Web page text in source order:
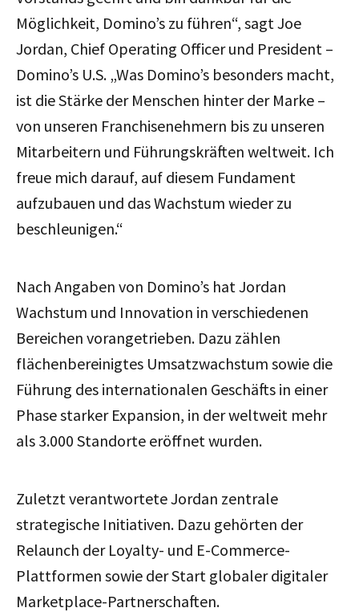
Möglichkeit, Domino’s zu führen“, sagt Joe
Jordan, Chief Operating Officer und President –
Domino’s U.S. „Was Domino’s besonders macht,
ist die Stärke der Menschen hinter der Marke –
von unseren Franchisenehmern bis zu unseren
Mitarbeitern und Führungskräften weltweit. Ich
freue mich darauf, auf diesem Fundament
aufzubauen und das Wachstum wieder zu
beschleunigen.“
Nach Angaben von Domino’s hat Jordan
Wachstum und Innovation in verschiedenen
Bereichen vorangetrieben. Dazu zählen
flächenbereinigtes Umsatzwachstum sowie die
Führung des internationalen Geschäfts in einer
Phase starker Expansion, in der weltweit mehr
als 3.000 Standorte eröffnet wurden.
Zuletzt verantwortete Jordan zentrale
strategische Initiativen. Dazu gehörten der
Relaunch der Loyalty- und E-Commerce-
Plattformen sowie der Start globaler digitaler
Marketplace-Partnerschaften.